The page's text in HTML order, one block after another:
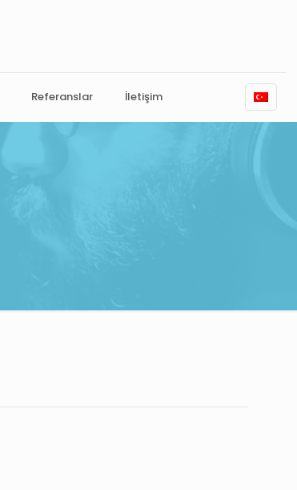
Referanslar İletişim